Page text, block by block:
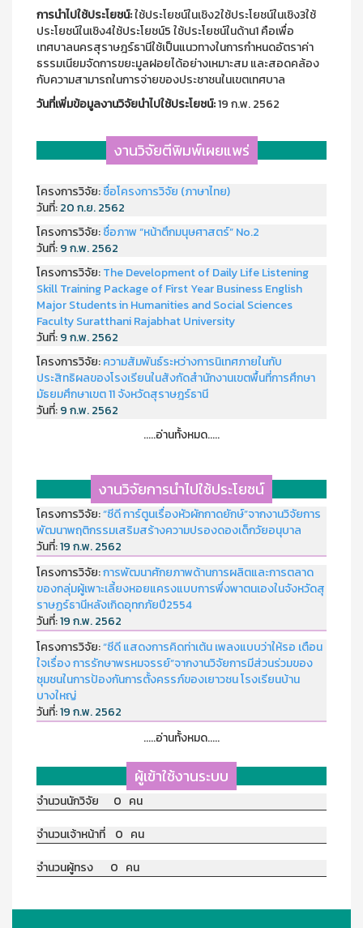
การนำไปใช้ประโยชน์:ใช้ประโยชน์ในเชิง2ใช้ประโยชน์ในเชิง3ใช้
ประโยชน์ในเชิง4ใช้ประโยชน์5 ใช้ประโยชน์ในด้าน1 คือเพื่อ
เทศบาลนครสุราษฎร์ธานีใช้เป็นแนวทางในการกำหนดอัตราค่า
ธรรมเนียมจัดการขยะมูลฝอยได้อย่างเหมาะสม และสอดคล้อง
กับความสามารถในการจ่ายของประชาชนในเขตเทศบาล
วันที่เพิ่มข้อมูลงานวิจัยนำไปใช้ประโยชน์:19 ก.พ. 2562
งานวิจัยตีพิมพ์เผยแพร่
โครงการวิจัย:ชื่อโครงการวิจัย (ภาษาไทย)
วันที่:20 ก.ย. 2562
โครงการวิจัย:ชื่อภาพ “หน้าตึกมนุษศาสตร์” No.2
วันที่:9 ก.พ. 2562
โครงการวิจัย:The Development of Daily Life Listening
Skill Training Package of First Year Business English
Major Students in Humanities and Social Sciences
Faculty Suratthani Rajabhat University
วันที่:9 ก.พ. 2562
โครงการวิจัย:ความสัมพันธ์ระหว่างการนิเทศภายในกับ
ประสิทธิผลของโรงเรียนในสังกัดสำนักงานเขตพื้นที่การศึกษา
มัธยมศึกษาเขต 11 จังหวัดสุราษฎร์ธานี
วันที่:9 ก.พ. 2562
.....อ่านทั้งหมด.....
งานวิจัยการนำไปใช้ประโยชน์
โครงการวิจัย:“ซีดี การ์ตูนเรื่องหัวผักกาดยักษ์”จากงานวิจัยการ
พัฒนาพฤติกรรมเสริมสร้างความปรองดองเด็กวัยอนุบาล
วันที่:19 ก.พ. 2562
โครงการวิจัย:การพัฒนาศักยภาพด้านการผลิตและการตลาด
ของกลุ่มผู้เพาะเลี้ยงหอยแครงแบบการพึ่งพาตนเองในจังหวัดสุ
ราษฏร์ธานีหลังเกิดอุทกภัยปี2554
วันที่:19 ก.พ. 2562
โครงการวิจัย:“ซีดี แสดงการคิดท่าเต้น เพลงแบบว่าให้รอ เตือน
ใจเรื่อง การรักษาพรหมจรรย์”จากงานวิจัยการมีส่วนร่วมของ
ชุมชนในการป้องกันการตั้งครรภ์ของเยาวชน โรงเรียนบ้าน
บางใหญ่
วันที่:19 ก.พ. 2562
.....อ่านทั้งหมด.....
ผู้เข้าใช้งานระบบ
จำนวนนักวิจัย 0 คน
จำนวนเจ้าหน้าที่ 0 คน
จำนวนผู้ทรง 0 คน